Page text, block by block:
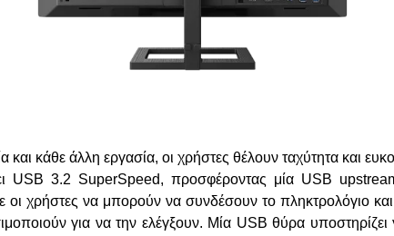
και κάθε άλλη εργασία, οι χρήστες θέλουν ταχύτητα και
USB 3.2 SuperSpeed, προσφέροντας μία USB
οι χρήστες να μπορούν να συνδέσουν το πληκτρολόγιο και
για να την ελέγξουν. Μία USB θύρα υποστηρίζει